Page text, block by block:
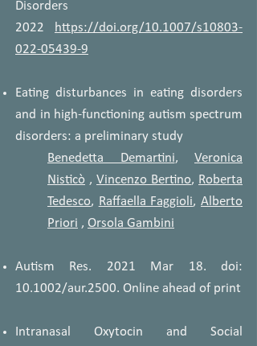
Disorders
2022
https://doi.org/10.1007/s10803-
022-05439-9
Eating disturbances in eating disorders
and in high‐functioning autism spectrum
disorders: a preliminary study
Benedetta Demartini, Veronica
Nisticò , Vincenzo Bertino, Roberta
Tedesco, Raffaella Faggioli,Alberto
Priori , Orsola Gambini
Autism Res. 2021 Mar 18. doi:
10.1002/aur.2500. Online ahead of print
Intranasal Oxytocin and Social